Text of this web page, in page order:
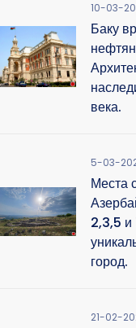
10-03-
Баку
века.
5-03-
Места
2,3,5
город.
21-02-